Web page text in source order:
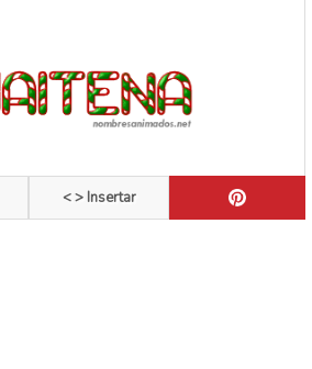
< > Insertar